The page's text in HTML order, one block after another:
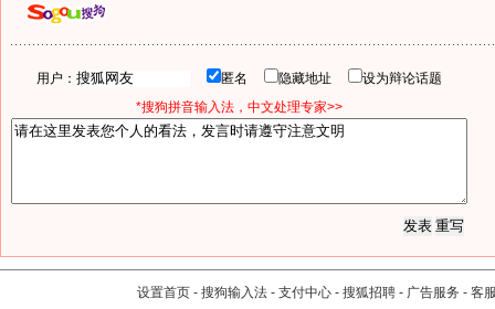
用户： 匿名 隐藏地址
设为辩论话题
*搜狗拼音输入法，中文处理专家>>
设置首页 - 搜狗输入法 - 支付中心 - 搜狐招聘 - 广告服务 - 客